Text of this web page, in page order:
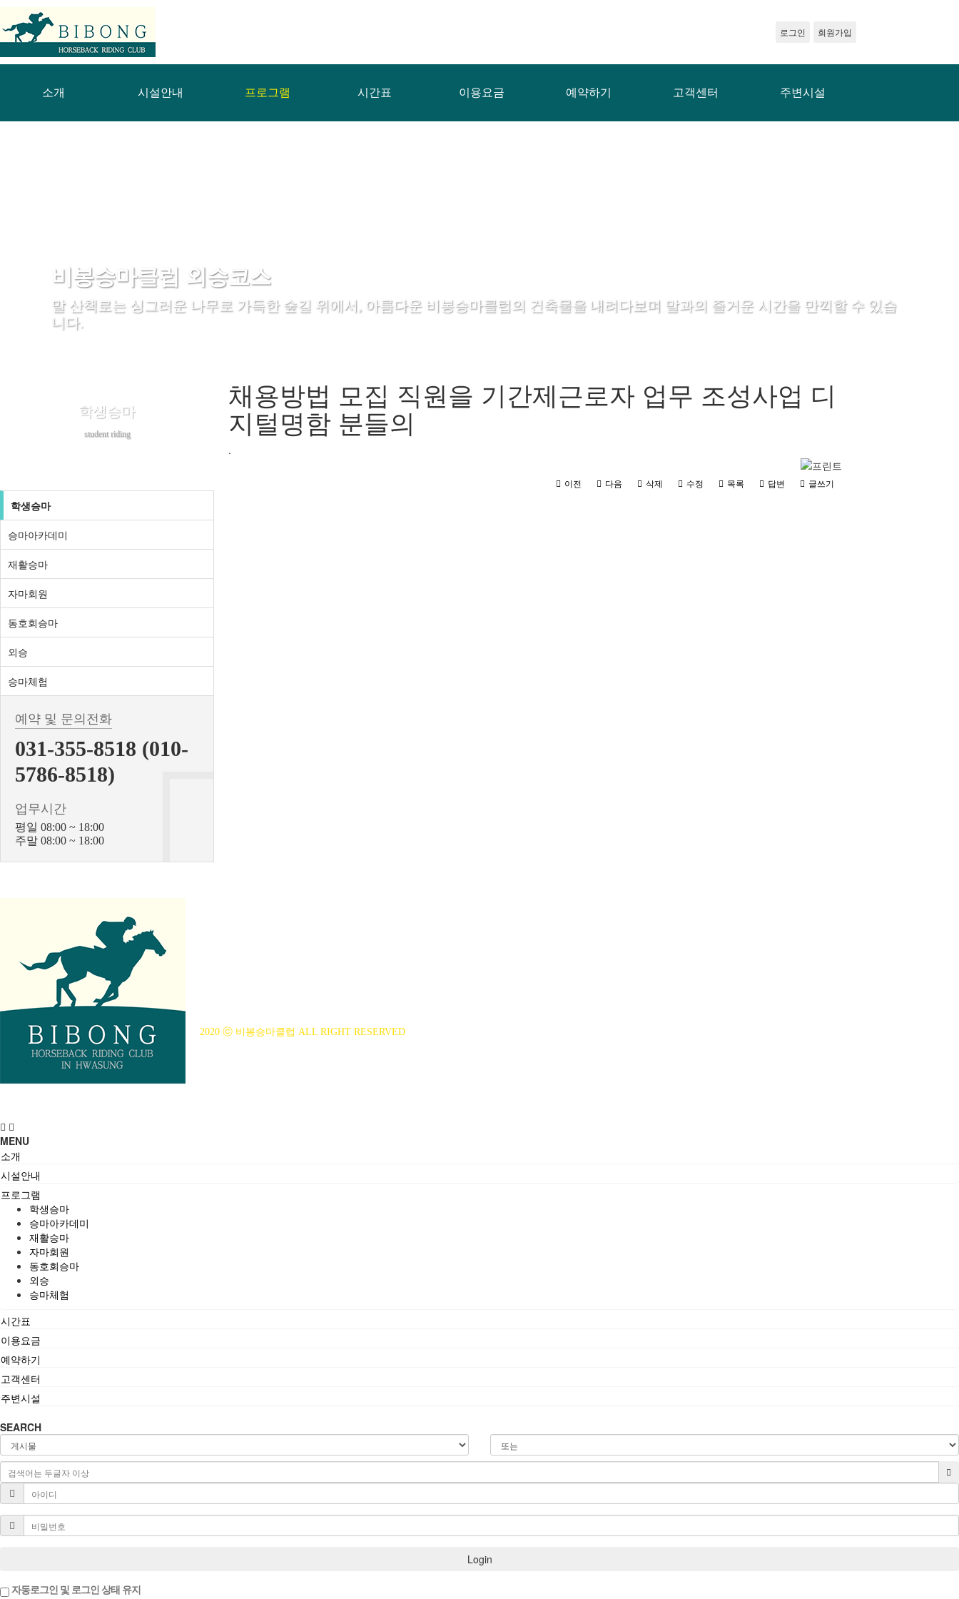
로그인 회원가입
소개 시설안내 프로그램 시간표 이용요금 예약하기 고객센터 주변시설
비봉승마클럽 외승코스
말 산책로는 싱그러운 나무로 가득한 숲길 위에서, 아름다운 비봉승마클럽의 건축물을 내려다보며 말과의 즐거운 시간을 만끽할 수 있습
니다.
학생승마
student riding
학생승마
승마아카데미
재활승마
자마회원
동호회승마
외승
승마체험
예약 및 문의전화
031-355-8518 (010-
5786-8518)
업무시간
평일 08:00 ~ 18:00
주말 08:00 ~ 18:00
채용방법 모집 직원을 기간제근로자 업무 조성사업 디
지털명함 분들의
.
이전 다음 삭제 수정 목록 답변 글쓰기
2020 ⓒ 비봉승마클럽 ALL RIGHT RESERVED
MENU
소개
시설안내
프로그램
학생승마
승마아카데미
재활승마
자마회원
동호회승마
외승
승마체험
시간표
이용요금
예약하기
고객센터
주변시설
SEARCH
Login
자동로그인 및 로그인 상태 유지